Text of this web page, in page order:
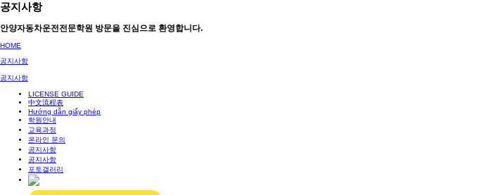
공지사항
안양자동차운전전문학원 방문을 진심으로 환영합니다.
HOME
공지사항
공지사항
LICENSE GUIDE
中文流程表
Hướng dẫn giấy phép
학원안내
교육과정
온라인 문의
공지사항
공지사항
포토갤러리